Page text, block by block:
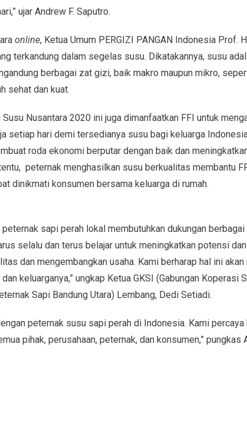
ujar Andrew F. Saputro.
online, Ketua Umum PERGIZI PANGAN Indonesia Prof.
terkandung dalam segelas susu. Dikatakannya, susu
berbagai zat gizi, baik makro maupun mikro,
sehat dan kuat.
Nusantara 2020 ini juga dimanfaatkan FFI untuk
setiap hari demi tersedianya susu bagi keluarga
roda ekonomi berputar dengan baik dan
peternak menghasilkan susu berkualitas membantu
dinikmati konsumen bersama keluarga di rumah.
sapi perah lokal membutuhkan dukungan
selalu dan terus belajar untuk meningkatkan potensi
dan mengembangkan usaha. Kami berharap hal ini
keluarganya,” ungkap Ketua GKSI (Gabungan Koperasi
Sapi Bandung Utara) Lembang, Dedi Setiadi.
peternak susu sapi perah di Indonesia. Kami
pihak, perusahaan, peternak, dan konsumen,” pungkas